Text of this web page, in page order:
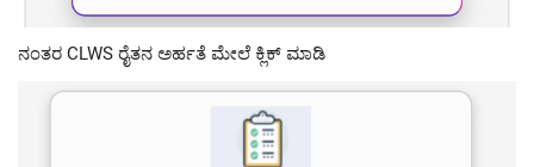
ನಂತರ CLWS ರೈತನ ಅರ್ಹತೆ ಮೇಲೆ ಕ್ಲಿಕ್ ಮಾಡಿ